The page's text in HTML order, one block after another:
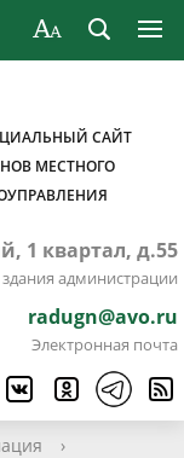
САЙТ
МЕСТНОГО
1 квартал, д.55
администрации
radugn@avo.ru
Электронная почта
›